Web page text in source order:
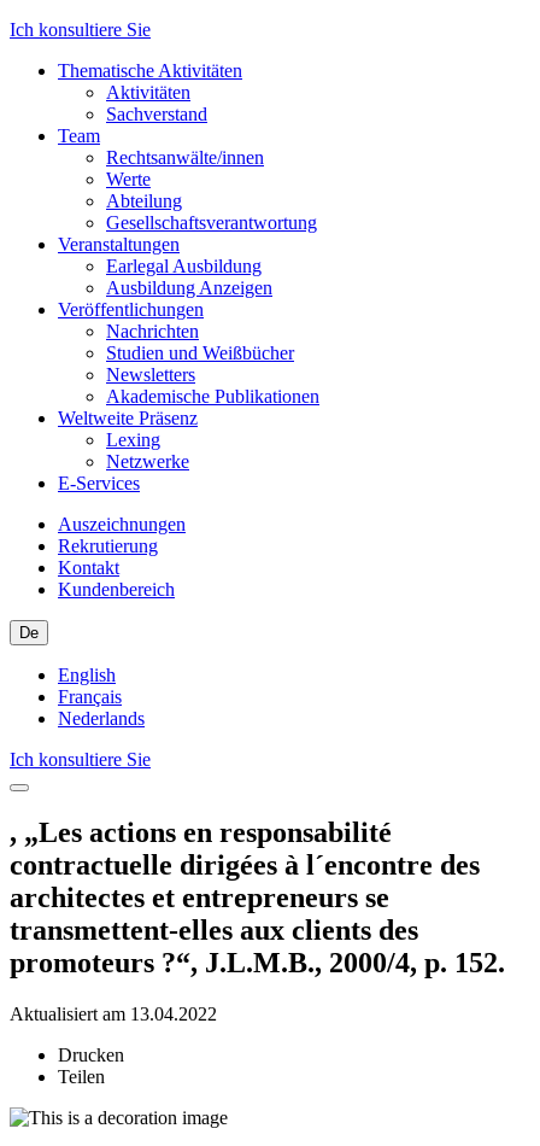
Ich konsultiere Sie
Thematische Aktivitäten
Aktivitäten
Sachverstand
Team
Rechtsanwälte/innen
Werte
Abteilung
Gesellschaftsverantwortung
Veranstaltungen
Earlegal Ausbildung
Ausbildung Anzeigen
Veröffentlichungen
Nachrichten
Studien und Weißbücher
Newsletters
Akademische Publikationen
Weltweite Präsenz
Lexing
Netzwerke
E-Services
Auszeichnungen
Rekrutierung
Kontakt
Kundenbereich
De
English
Français
Nederlands
Ich konsultiere Sie
, „Les actions en responsabilité
contractuelle dirigées à l´encontre des
architectes et entrepreneurs se
transmettent-elles aux clients des
promoteurs ?“, J.L.M.B., 2000/4, p. 152.
Aktualisiert am 13.04.2022
Drucken
Teilen